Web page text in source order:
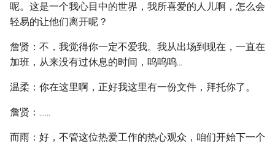
呢。这是一个我心目中的世界，我所喜爱的人儿啊，怎么会
轻易的让他们离开呢？
詹贤：不，我觉得你一定不爱我。我从出场到现在，一直在
加班，从来没有过休息的时间，呜呜呜...
温柔：你在这里啊，正好我这里有一份文件，拜托你了。
詹贤：......
而雨：好，不管这位热爱工作的热心观众，咱们开始下一个